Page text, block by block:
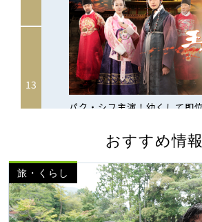
おすすめ情報
旅・くらし